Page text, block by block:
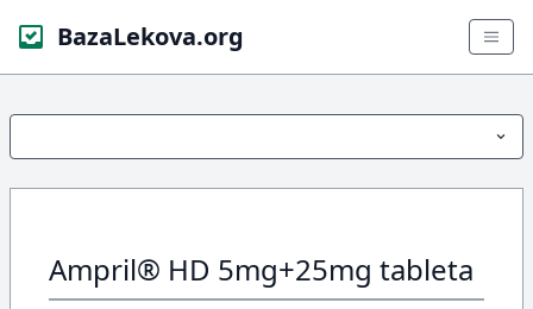
BazaLekova.org
Ampril® HD 5mg+25mg tableta